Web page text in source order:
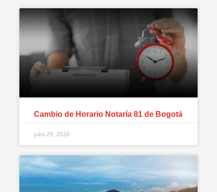
Cambio de Horario Notaría 81 de Bogotá
julio 29, 2026